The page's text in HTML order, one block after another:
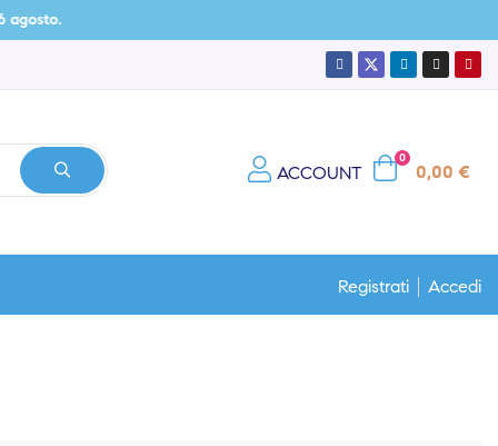
ACCOUNT
0
0,00 €
Registrati Accedi